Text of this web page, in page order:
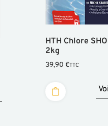
HTH Chlore
2kg
39,90 €TTC